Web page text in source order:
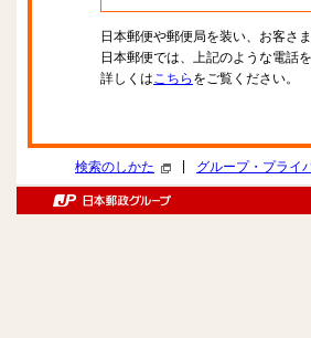
日本郵便や郵便局を装い、お客さ
日本郵便では、上記のような電話
詳しくはこちら をご覧ください。
検索のしかた グループ・プライ